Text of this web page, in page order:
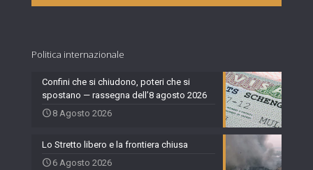
Politica internazionale
Confini che si chiudono, poteri che si
spostano — rassegna dell’8 agosto 2026
8 Agosto 2026
Lo Stretto libero e la frontiera chiusa
6 Agosto 2026